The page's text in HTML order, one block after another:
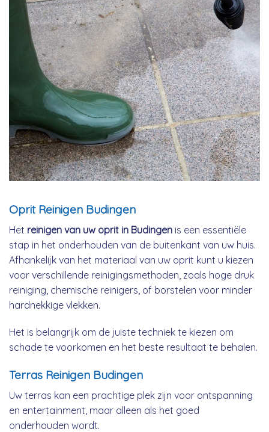
Oprit Reinigen Budingen
Het reinigen van uw oprit in Budingen is een essentiële
stap in het onderhouden van de buitenkant van uw huis.
Afhankelijk van het materiaal van uw oprit kunt u kiezen
voor verschillende reinigingsmethoden, zoals hoge druk
reiniging, chemische reinigers, of borstelen voor minder
hardnekkige vlekken.
Het is belangrijk om de juiste techniek te kiezen om
schade te voorkomen en het beste resultaat te behalen.
Terras Reinigen Budingen
Uw terras kan een prachtige plek zijn voor ontspanning
en entertainment, maar alleen als het goed
onderhouden wordt.